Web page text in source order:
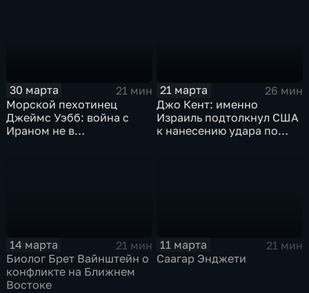
30 марта
21 мин
Морской пехотинец
Джеймс Уэбб: война с
Ираном не в
21 марта
26 мин
Джо Кент: именно
Израиль подтолкнул США
к нанесению удара по
14 марта
21 мин
Биолог Брет Вайнштейн о
конфликте на Ближнем
Востоке
11 марта
21 мин
Саагар Энджети